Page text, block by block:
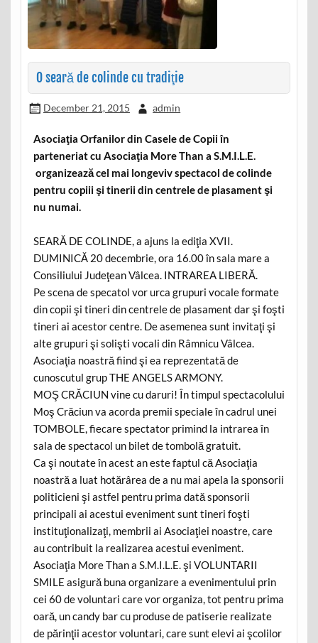
O seară de colinde cu tradiţie
December 21, 2015 admin
Asociaţia Orfanilor din Casele de Copii în
parteneriat cu Asociaţia More Than a S.M.I.L.E.
organizează cel mai longeviv spectacol de colinde
pentru copiii şi tinerii din centrele de plasament şi
nu numai.
SEARĂ DE COLINDE, a ajuns la ediţia XVII.
DUMINICĂ 20 decembrie, ora 16.00 în sala mare a
Consiliului Judeţean Vâlcea. INTRAREA LIBERĂ.
Pe scena de specatol vor urca grupuri vocale formate
din copii şi tineri din centrele de plasament dar şi foşti
tineri ai acestor centre. De asemenea sunt invitaţi şi
alte grupuri şi solişti vocali din Râmnicu Vâlcea.
Asociaţia noastră fiind şi ea reprezentată de
cunoscutul grup THE ANGELS ARMONY.
MOŞ CRĂCIUN vine cu daruri! În timpul spectacolului
Moş Crăciun va acorda premii speciale în cadrul unei
TOMBOLE, fiecare spectator primind la intrarea în
sala de spectacol un bilet de tombolă gratuit.
Ca şi noutate în acest an este faptul că Asociaţia
noastră a luat hotărârea de a nu mai apela la sponsorii
politicieni şi astfel pentru prima dată sponsorii
principali ai acestui eveniment sunt tineri foşti
instituţionalizaţi, membrii ai Asociaţiei noastre, care
au contribuit la realizarea acestui eveniment.
Asociaţia More Than a S.M.I.L.E. şi VOLUNTARII
SMILE asigură buna organizare a evenimentului prin
cei 60 de voluntari care vor organiza, tot pentru prima
oară, un candy bar cu produse de patiserie realizate
de părinţii acestor voluntari, care sunt elevi ai şcolilor